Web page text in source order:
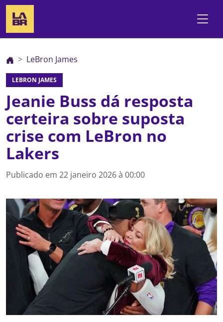
LeBron James
LEBRON JAMES
Jeanie Buss dá resposta
certeira sobre suposta
crise com LeBron no
Lakers
Publicado em 22 janeiro 2026 à 00:00